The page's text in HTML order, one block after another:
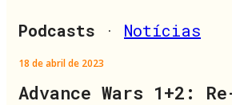
Podcasts · Notícias
18 de abril de 2023
Advance Wars 1+2: